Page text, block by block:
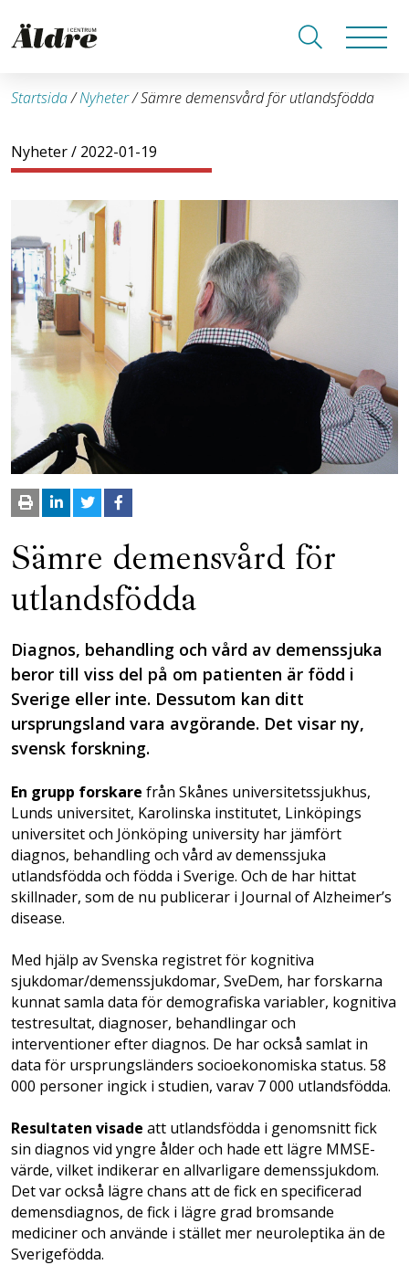
Startsida/Nyheter/Sämre demensvård för utlandsfödda
Nyheter/ 2022-01-19
Sämre demensvård för
utlandsfödda
Diagnos, behandling och vård av demenssjuka
beror till viss del på om patienten är född i
Sverige eller inte. Dessutom kan ditt
ursprungsland vara avgörande. Det visar ny,
svensk forskning.
En grupp forskare från Skånes universitetssjukhus,
Lunds universitet, Karolinska institutet, Linköpings
universitet och Jönköping university har jämfört
diagnos, behandling och vård av demenssjuka
utlandsfödda och födda i Sverige. Och de har hittat
skillnader, som de nu publicerar i Journal of Alzheimer’s
disease.
Med hjälp av Svenska registret för kognitiva
sjukdomar/demenssjukdomar, SveDem, har forskarna
kunnat samla data för demografiska variabler, kognitiva
testresultat, diagnoser, behandlingar och
interventioner efter diagnos. De har också samlat in
data för ursprungsländers socioekonomiska status. 58
000 personer ingick i studien, varav 7 000 utlandsfödda.
Resultaten visade att utlandsfödda i genomsnitt fick
sin diagnos vid yngre ålder och hade ett lägre MMSE-
värde, vilket indikerar en allvarligare demenssjukdom.
Det var också lägre chans att de fick en specificerad
demensdiagnos, de fick i lägre grad bromsande
mediciner och använde i stället mer neuroleptika än de
Sverigefödda.